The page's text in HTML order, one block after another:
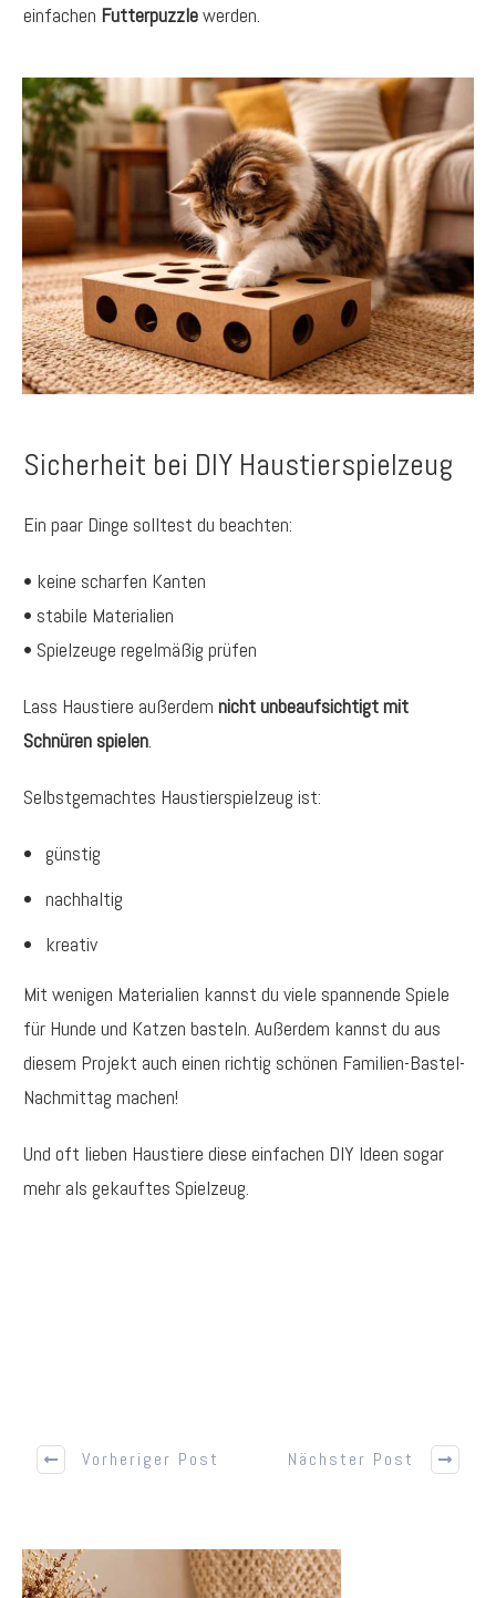
einfachen Futterpuzzlewerden.
Sicherheit bei DIY Haustierspielzeug
Ein paar Dinge solltest du beachten:
• keine scharfen Kanten
• stabile Materialien
• Spielzeuge regelmäßig prüfen
Lass Haustiere außerdem nicht unbeaufsichtigt mit
Schnüren spielen
Selbstgemachtes Haustierspielzeug ist:
günstig
nachhaltig
kreativ
Mit wenigen Materialien kannst du viele spannende Spiele
für Hunde und Katzen basteln. Außerdem kannst du aus
diesem Projekt auch einen richtig schönen Familien-Bastel-
Nachmittag machen!
Und oft lieben Haustiere diese einfachen DIY Ideen sogar
mehr als gekauftes Spielzeug.
Vorheriger Post Nächster Post